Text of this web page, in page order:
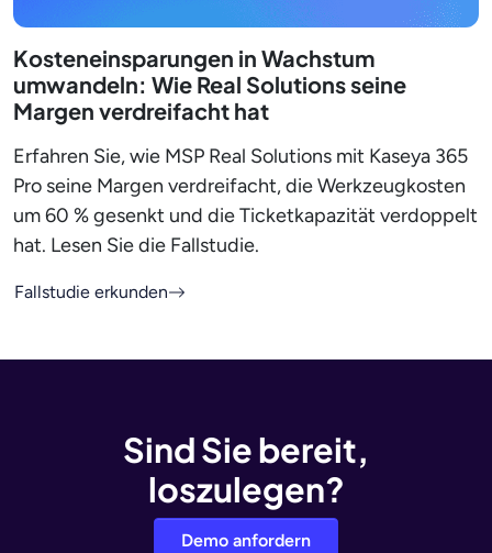
Kosteneinsparungen in Wachstum
umwandeln: Wie Real Solutions seine
Margen verdreifacht hat
Erfahren Sie, wie MSP Real Solutions mit Kaseya 365
Pro seine Margen verdreifacht, die Werkzeugkosten
um 60 % gesenkt und die Ticketkapazität verdoppelt
hat. Lesen Sie die Fallstudie.
Fallstudie erkunden
Sind Sie bereit,
loszulegen?
Demo anfordern